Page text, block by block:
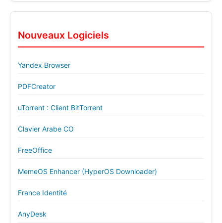
Nouveaux Logiciels
Yandex Browser
PDFCreator
uTorrent : Client BitTorrent
Clavier Arabe CO
FreeOffice
MemeOS Enhancer (HyperOS Downloader)
France Identité
AnyDesk